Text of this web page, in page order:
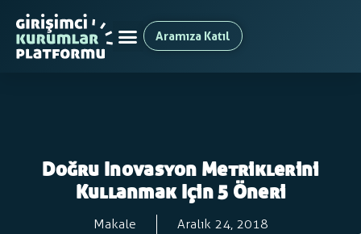
Aramıza Katıl
Doğru Inovasyon Metriklerini
Kullanmak Için 5 Öneri
Makale Aralık 24, 2018